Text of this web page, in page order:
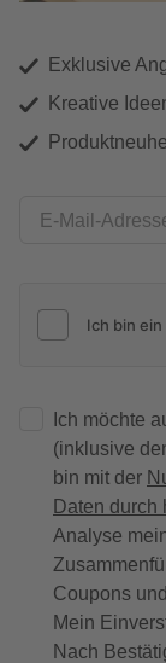
Exklusive
Kreative
E-Mail-
Ich möchte
(inklusive
bin mit der
Daten durch
Analyse
Coupons
Mein
Nach